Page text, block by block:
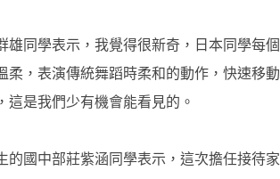
雄同學表示，我覺得很新奇，日本同學每個
柔，表演傳統舞蹈時柔和的動作，快速移動
這是我們少有機會能看見的。
的國中部莊紫涵同學表示，這次擔任接待家